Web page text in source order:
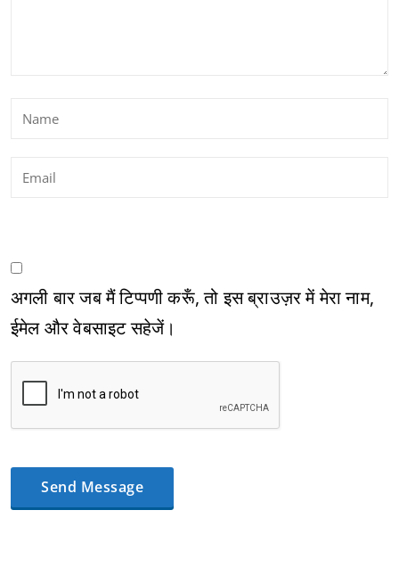
अगली बार जब मैं टिप्पणी करूँ, तो इस ब्राउज़र में मेरा नाम,
ईमेल और वेबसाइट सहेजें।